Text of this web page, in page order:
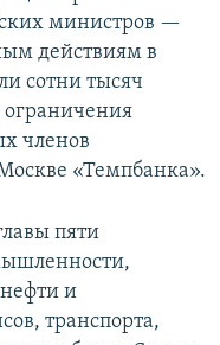
министров —
действиям в
сотни тысяч
членов
«Темпбанка».
пяти
и
транспорта,